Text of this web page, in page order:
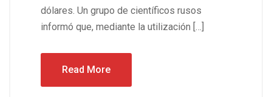
dólares. Un grupo de científicos rusos
informó que, mediante la utilización […]
Read More